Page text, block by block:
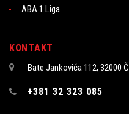
ABA 1 Liga
KONTAKT
Bate Jankovića 112, 32000
+381 32 323 085